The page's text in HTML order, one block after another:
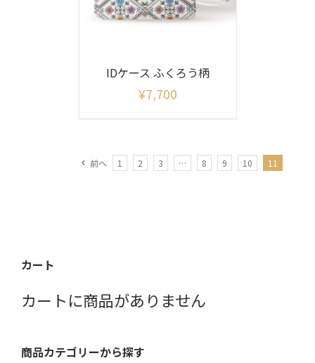
IDケース ふくろう柄
¥7,700
前へ 1 2 3 … 8 9 10 11
カート
カートに商品がありません
商品カテゴリーから探す